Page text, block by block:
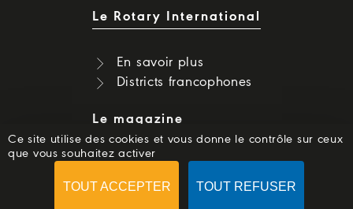
Le Rotary International
En savoir plus
Districts francophones
Le magazine
Dernier numéro
Numéros précédents
Ce site utilise des cookies et vous donne le contrôle sur ceux
que vous souhaitez activer
TOUT ACCEPTER TOUT REFUSER